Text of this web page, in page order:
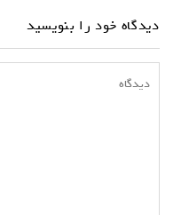
دیدگاه خود را بنویسید